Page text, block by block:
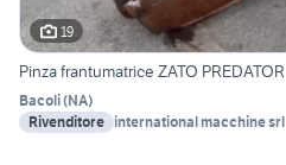
19
Pinza frantumatrice ZATO PREDATOR
Bacoli(NA)
Rivenditore international macchine srl